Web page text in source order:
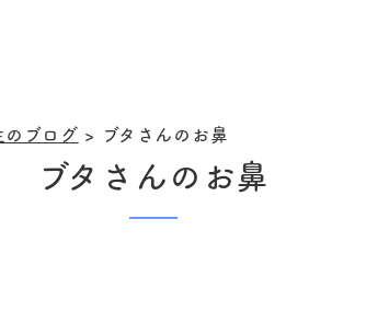
ブログ > ブタさんのお鼻
ブタさんのお鼻